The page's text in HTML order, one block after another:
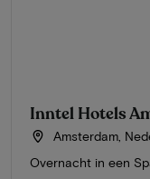
Inntel Hotels
Amsterdam,
Overnacht in een